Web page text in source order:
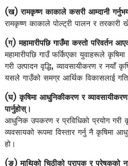
(ख) रामकृष्ण काकाले कसरी आम्दानी
रामकृष्ण काकाले पोल्ट्री पालन र तरकारी
(ग) महामारीपछि गाउँमा कस्तो परिवर्तन
महामारीपछि गाउँ फर्किएका युवाहरूले
गरी उत्पादन वृद्धि, व्यावसायीकरण र नयाँ
यसले गाउँको समग्र आर्थिक विकासलाई
(घ) कृषिमा आधुनिकीकरण र
पार्नुहोस्।
आधुनिक उपकरण र प्रविधिको प्रयोग गरी
व्यवसायको रूपमा विस्तार गर्नु नै कृषिमा
हो।
(ङ) माथिको चिठीको प्रापक र प्रेषकको